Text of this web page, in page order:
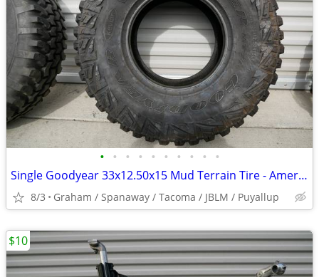
• • • • • • • • • •
Single Goodyear 33x12.50x15 Mud Terrain Tire - American Racing Rim
8/3 Graham / Spanaway / Tacoma / JBLM / Puyallup
$10